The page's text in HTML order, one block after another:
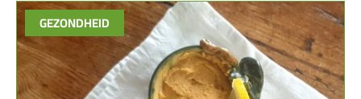
GEZONDHEID